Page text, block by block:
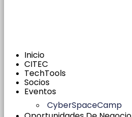
Inicio
CITEC
TechTools
Socios
Eventos
CyberSpaceCamp